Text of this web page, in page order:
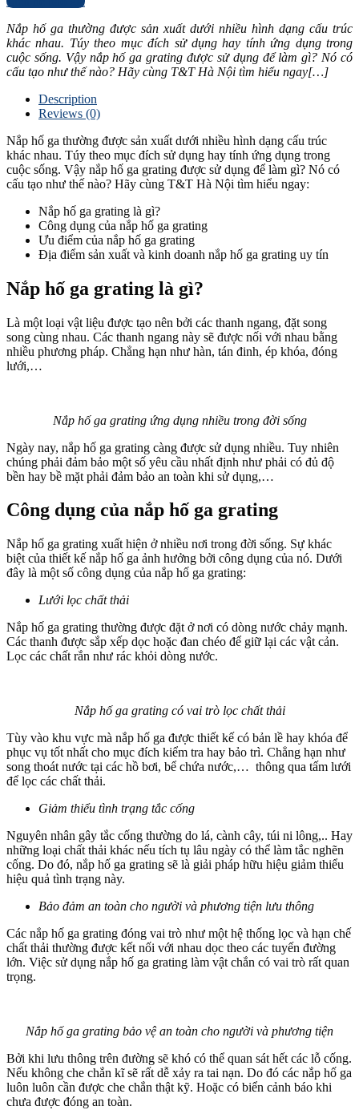
Nắp hố ga thường được sản xuất dưới nhiều hình dạng cấu trúc
khác nhau. Túy theo mục đích sử dụng hay tính ứng dụng trong
cuộc sống. Vậy nắp hố ga grating được sử dụng để làm gì? Nó có
cấu tạo như thế nào? Hãy cùng T&T Hà Nội tìm hiểu ngay[…]
Description
Reviews (0)
Nắp hố ga thường được sản xuất dưới nhiều hình dạng cấu trúc
khác nhau. Túy theo mục đích sử dụng hay tính ứng dụng trong
cuộc sống. Vậy nắp hố ga grating được sử dụng để làm gì? Nó có
cấu tạo như thế nào? Hãy cùng T&T Hà Nội tìm hiểu ngay:
Nắp hố ga grating là gì?
Công dụng của nắp hố ga grating
Ưu điểm của nắp hố ga grating
Địa điểm sản xuất và kinh doanh nắp hố ga grating uy tín
Nắp hố ga grating là gì?
Là một loại vật liệu được tạo nên bởi các thanh ngang, đặt song
song cùng nhau. Các thanh ngang này sẽ được nối với nhau bằng
nhiều phương pháp. Chẳng hạn như hàn, tán đinh, ép khóa, đóng
lưới,…
Nắp hố ga grating ứng dụng nhiều trong đời sống
Ngày nay, nắp hố ga grating càng được sử dụng nhiều. Tuy nhiên
chúng phải đảm bảo một số yêu cầu nhất định như phải có đủ độ
bền hay bề mặt phải đảm bảo an toàn khi sử dụng,…
Công dụng của nắp hố ga grating
Nắp hố ga grating xuất hiện ở nhiều nơi trong đời sống. Sự khác
biệt của thiết kế nắp hố ga ảnh hưởng bởi công dụng của nó. Dưới
đây là một số công dụng của nắp hố ga grating:
Lưới lọc chất thải
Nắp hố ga grating thường được đặt ở nơi có dòng nước chảy mạnh.
Các thanh được sắp xếp dọc hoặc đan chéo để giữ lại các vật cản.
Lọc các chất rắn như rác khỏi dòng nước.
Nắp hố ga grating có vai trò lọc chất thải
Tùy vào khu vực mà nắp hố ga được thiết kế có bản lề hay khóa để
phục vụ tốt nhất cho mục đích kiểm tra hay bảo trì. Chẳng hạn như
song thoát nước tại các hồ bơi, bể chứa nước,… thông qua tấm lưới
để lọc các chất thải.
Giảm thiểu tình trạng tắc cống
Nguyên nhân gây tắc cống thường do lá, cành cây, túi ni lông,.. Hay
những loại chất thải khác nếu tích tụ lâu ngày có thể làm tắc nghẽn
cống. Do đó, nắp hố ga grating sẽ là giải pháp hữu hiệu giảm thiểu
hiệu quả tình trạng này.
Bảo đảm an toàn cho người và phương tiện lưu thông
Các nắp hố ga grating đóng vai trò như một hệ thống lọc và hạn chế
chất thải thường được kết nối với nhau dọc theo các tuyến đường
lớn. Việc sử dụng nắp hố ga grating làm vật chắn có vai trò rất quan
trọng.
Nắp hố ga grating bảo vệ an toàn cho người và phương tiện
Bởi khi lưu thông trên đường sẽ khó có thể quan sát hết các lỗ cống.
Nếu không che chắn kĩ sẽ rất dễ xảy ra tai nạn. Do đó các nắp hố ga
luôn luôn cần được che chắn thật kỹ. Hoặc có biển cảnh báo khi
chưa được đóng an toàn.